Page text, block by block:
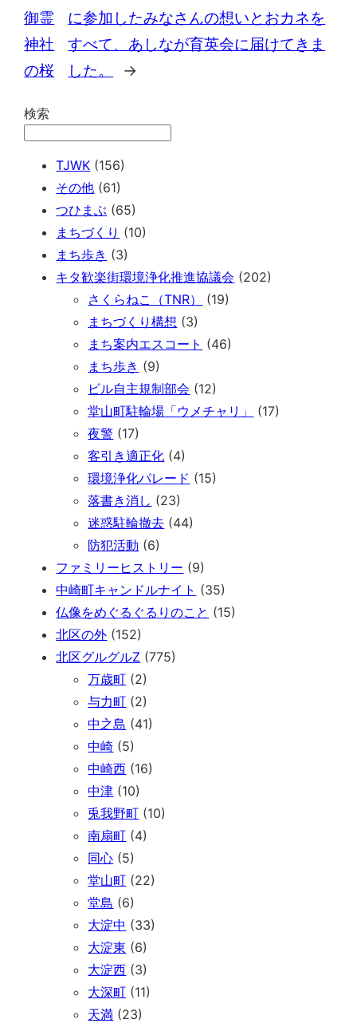
御霊
神社
の桜
に参加したみなさんの想いとおカネを
すべて、あしなが育英会に届けてきま
した。
→
検索
TJWK (156)
その他 (61)
つひまぶ (65)
まちづくり (10)
まち歩き (3)
キタ歓楽街環境浄化推進協議会 (202)
さくらねこ（TNR）
(19)
まちづくり構想 (3)
まち案内エスコート (46)
まち歩き (9)
ビル自主規制部会 (12)
堂山町駐輪場「ウメチャリ」
(17)
夜警 (17)
客引き適正化 (4)
環境浄化パレード (15)
落書き消し (23)
迷惑駐輪撤去 (44)
防犯活動 (6)
ファミリーヒストリー (9)
中崎町キャンドルナイト (35)
仏像をめぐるぐるりのこと (15)
北区の外 (152)
北区グルグルZ (775)
万歳町 (2)
与力町 (2)
中之島 (41)
中崎 (5)
中崎西 (16)
中津 (10)
兎我野町 (10)
南扇町 (4)
同心 (5)
堂山町 (22)
堂島 (6)
大淀中 (33)
大淀東 (6)
大淀西 (3)
大深町 (11)
天満 (23)